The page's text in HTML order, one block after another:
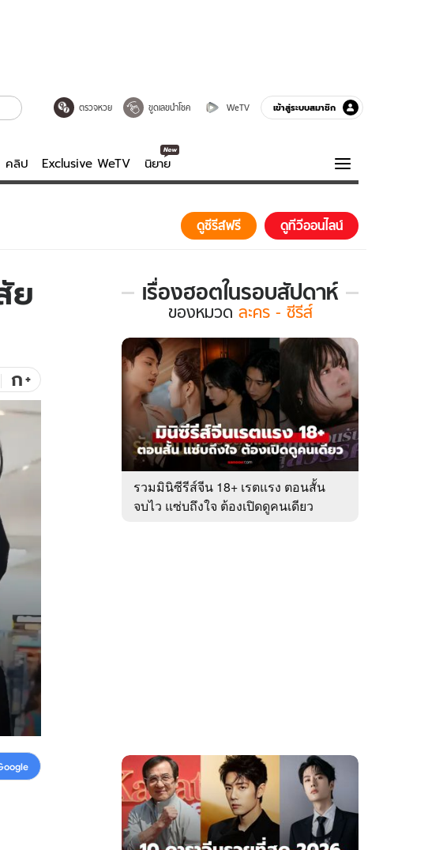
ตรวจหวย ขูดเลขนำโชค WeTV เข้าสู่ระบบสมาชิก
คลิป Exclusive WeTV นิยาย
เกมส์
ดูทีวี
WeTV
นิยาย
ความรู้รอบตัว
ฮาวทู
ดูซีรีส์ฟรี ดูทีวีออนไลน์
ย
ก+
เรื่องฮอตในรอบสัปดาห์
เรื่อง
ใน
รอบ
สัปดาห์
ของ
หมวด
ละคร
ของหมวด ละคร - ซีรีส์
รวมมินิซีรีส์จีน 18+ เรตแรง ตอนสั้น
จบไว แซ่บถึงใจ ต้องเปิดดูคนเดียว